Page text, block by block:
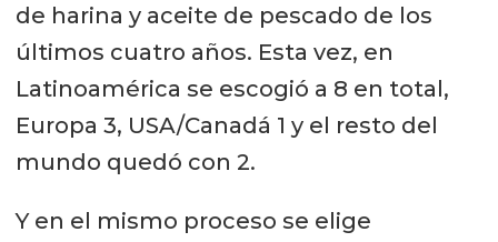
de harina y aceite de pescado de los
últimos cuatro años. Esta vez, en
Latinoamérica se escogió a 8 en total,
Europa 3, USA/Canadá 1 y el resto del
mundo quedó con 2.
Y en el mismo proceso se elige